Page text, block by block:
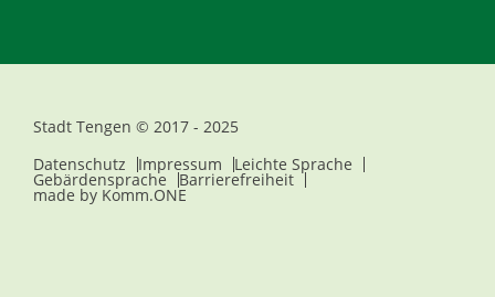
Stadt Tengen © 2017 - 2025
Datenschutz
Impressum Leichte Sprache
Gebärdensprache Barrierefreiheit
made by Komm.ONE